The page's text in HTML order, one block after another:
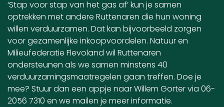
‘Stap voor stap van het gas af’ kun je samen
optrekken met andere Ruttenaren die hun woning
willen verduurzamen. Dat kan bijvoorbeeld zorgen
voor gezamenlijke inkoopvoordelen. Natuur en
Milieufederatie Flevoland wil Ruttenaren
ondersteunen als we samen minstens 40
verduurzamingsmaatregelen gaan treffen. Doe je
mee? Stuur dan een appje naar Willem Gorter via 06-
2056 7310 en we mailen je meer informatie.